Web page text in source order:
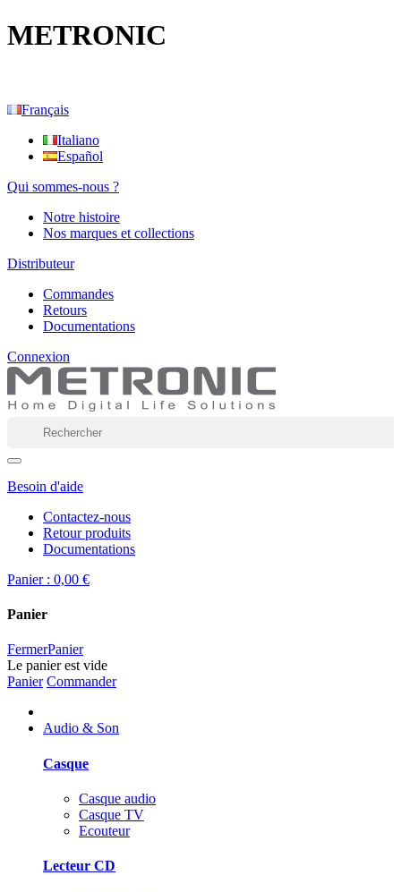
METRONIC
Français
Italiano
Español
Qui sommes-nous ?
Notre histoire
Nos marques et collections
Distributeur
Commandes
Retours
Documentations
Connexion
Besoin d'aide
Contactez-nous
Retour produits
Documentations
Panier : 0,00 €
Panier
FermerPanier
Le panier est vide
Panier Commander
Audio & Son
Casque
Casque audio
Casque TV
Ecouteur
Lecteur CD